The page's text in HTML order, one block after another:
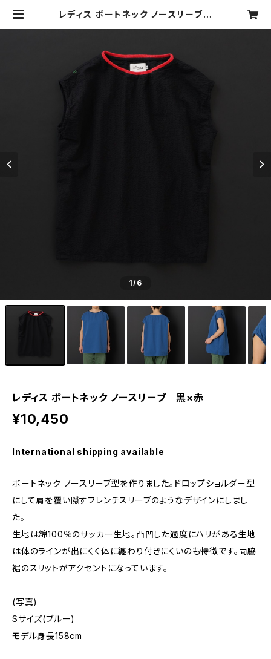
レディス ボートネック ノースリーブ
1/6
レディス ボートネック ノースリーブ 黒×赤
¥10,450
International shipping available
ボートネック ノースリーブ型を作りました。ドロップショルダー型
にして肩を覆い隠すフレンチスリーブのようなデザインにしまし
た。
生地は綿100％のサッカー生地。凸凹した適度にハリがある生地
は体のラインが出にくく体に纏わり付きにくいのも特徴です。両脇
裾のスリットがアクセントになっています。
(写真)
Sサイズ(ブルー)
モデル身長158cm